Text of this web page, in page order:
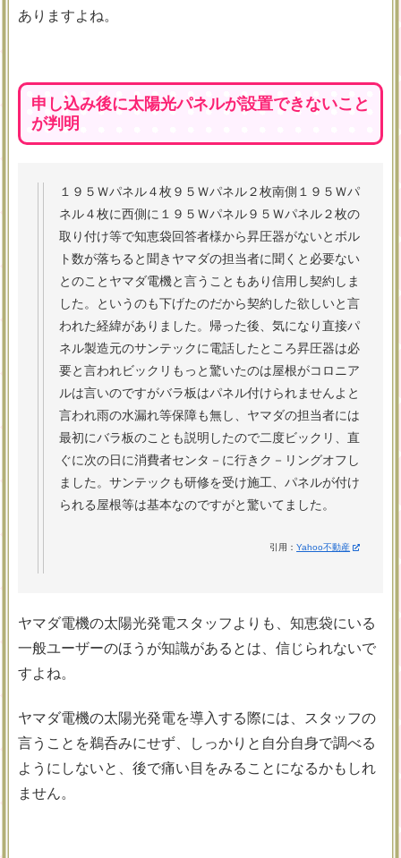
ありますよね。
申し込み後に太陽光パネルが設置できないこと
が判明
１９５Ｗパネル４枚９５Ｗパネル２枚南側１９５Ｗパ
ネル４枚に西側に１９５Ｗパネル９５Ｗパネル２枚の
取り付け等で知恵袋回答者様から昇圧器がないとボル
ト数が落ちると聞きヤマダの担当者に聞くと必要ない
とのことヤマダ電機と言うこともあり信用し契約しま
した。というのも下げたのだから契約した欲しいと言
われた経緯がありました。帰った後、気になり直接パ
ネル製造元のサンテックに電話したところ昇圧器は必
要と言われビックリもっと驚いたのは屋根がコロニア
ルは言いのですがバラ板はパネル付けられませんよと
言われ雨の水漏れ等保障も無し、ヤマダの担当者には
最初にバラ板のことも説明したので二度ビックリ、直
ぐに次の日に消費者センタ－に行きク－リングオフし
ました。サンテックも研修を受け施工、パネルが付け
られる屋根等は基本なのですがと驚いてました。
引用：Yahoo不動産
ヤマダ電機の太陽光発電スタッフよりも、知恵袋にいる
一般ユーザーのほうが知識があるとは、信じられないで
すよね。
ヤマダ電機の太陽光発電を導入する際には、スタッフの
言うことを鵜呑みにせず、しっかりと自分自身で調べる
ようにしないと、後で痛い目をみることになるかもしれ
ません。